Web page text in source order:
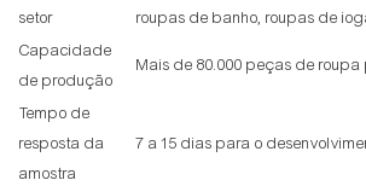
setor
roupas de banho, roupas de
Capacidade
de produção
Mais de 80.000 peças de roupa
Tempo de
resposta da
amostra
7 a 15 dias para o